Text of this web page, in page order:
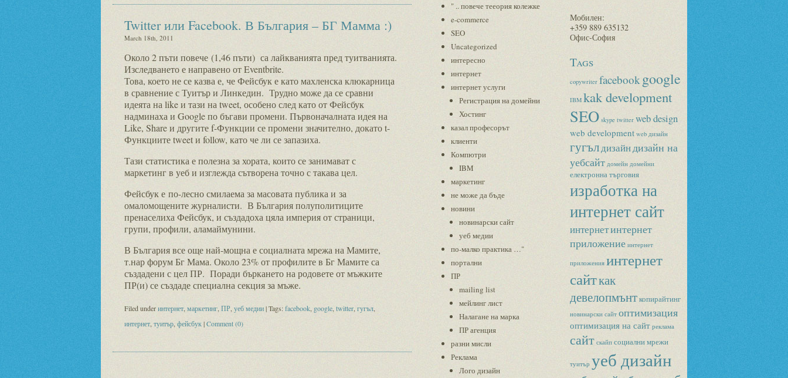
Twitter или Facebook. В България – БГ Мамма :)
March 18th, 2011
Около 2 пъти повече (1,46 пъти) са лайкванията пред туитванията.
Изследването е направено от Eventbrite.
Това, което не се казва е, че Фейсбук е като махленска клюкарница
в сравнение с Туитър и Линкедин. Трудно може да се сравни
идеята на like и тази на tweet, особено след като от Фейсбук
надминаха и Google по бъгави промени. Първоначалната идея на
Like, Share и другите f-Функции се промени значително, докато t-
Функциите tweet и follow, като че ли се запазиха.
Тази статистика е полезна за хората, които се занимават с
маркетинг в уеб и изглежда сътворена точно с такава цел.
Фейсбук е по-лесно смилаема за масовата публика и за
омаломощените журналисти. В България полуполитиците
пренаселиха Фейсбук, и създадоха цяла империя от страници,
групи, профили, аламаймунини.
В България все още най-мощна е социалната мрежа на Мамите,
т.нар форум Бг Мама. Около 23% от профилите в Бг Мамите са
създадени с цел ПР. Поради бъркането на родовете от мъжките
ПР(и) се създаде специална секция за мъже.
Filed underинтернет маркетинг ПР уеб медии| Tags:facebook google twitter, гугъл
интернет туитър фейсбук|Comment (0)
" .. повече тееория колежке
e-commerce
SEO
Uncategorized
интересно
интернет
интернет услуги
Регистрация на домейни
Хостинг
казал професорът
клиенти
Компютри
IBM
маркетинг
не може да бъде
новини
новинарски сайт
уеб медии
по-малко практика …"
портални
ПР
mailing list
мейлинг лист
Налагане на марка
ПР агенция
разни мисли
Реклама
Лого дизайн
Мобилен:
+359 889 635132
Офис-София
Tags
copywriter facebookgoogle
IBM kak development
SEO skype twitter web design
web development web дизайн
гугълдизайндизайн на
уебсайт домейн домейни
електронна търговия
изработка на
интернет сайт
интернетинтернет
приложение интернет
приложения интернет
сайткак
девелопмънткопирайтинг
новинарски сайт оптимизация
оптимизация на сайт реклама
сайт скайп социални мрежи
туитър уеб дизайн